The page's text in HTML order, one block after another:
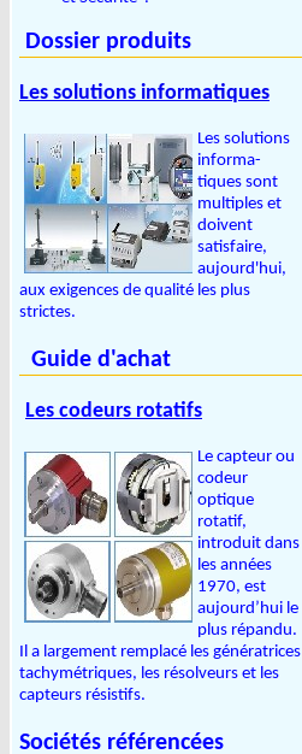
Dossier produits
Les solutions informatiques
Les solutions
informa-
tiques sont
multiples et
doivent
satisfaire,
aujourd'hui,
aux exigences de qualité les plus
strictes.
Guide d'achat
Les codeurs rotatifs
Le capteur ou
codeur
optique
rotatif,
introduit dans
les années
1970, est
aujourd’hui le
plus répandu.
Il a largement remplacé les génératrices
tachymétriques, les résolveurs et les
capteurs résistifs.
Sociétés référencées